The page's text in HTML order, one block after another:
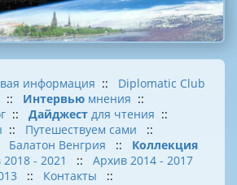
информация :: Diplomatic Club
:: Интервью мнения ::
:: Дайджест для чтения ::
:: Путешествуем сами
::
Балатон Венгрия :: Коллекция
- 2021 :: Архив 2014 - 2017
:: Контакты ::